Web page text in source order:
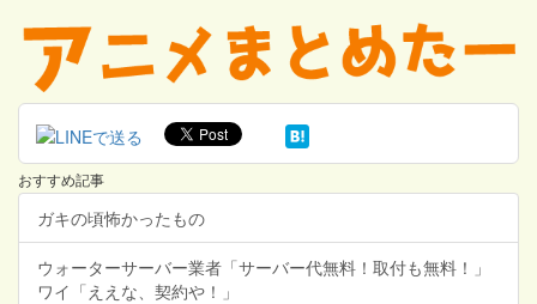
おすすめ記事
ガキの頃怖かったもの
ウォーターサーバー業者「サーバー代無料！取付も無料！」
ワイ「ええな、契約や！」